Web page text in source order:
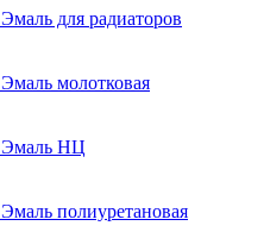
Эмаль для радиаторов
Эмаль молотковая
Эмаль НЦ
Эмаль полиуретановая